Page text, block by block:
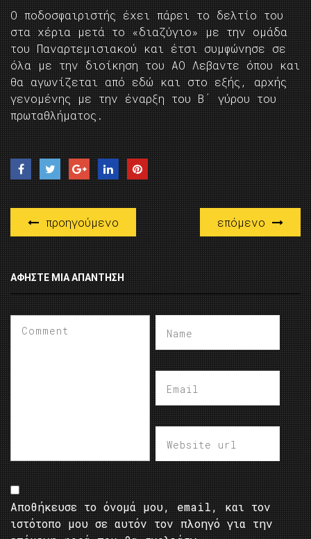
Ο ποδοσφαιριστής έχει πάρει το δελτίο του
στα χέρια μετά το «διαζύγιο» με την ομάδα
του Παναρτεμισιακού και έτσι συμφώνησε σε
όλα με την διοίκηση του ΑΟ Λεβαντε όπου και
θα αγωνίζεται από εδώ και στο εξής, αρχής
γενομένης με την έναρξη του Β΄ γύρου του
πρωταθλήματος.
προηγούμενο επόμενο
ΑΦΉΣΤΕ ΜΙΑ ΑΠΆΝΤΗΣΗ
Αποθήκευσε το όνομά μου, email, και τον
ιστότοπο μου σε αυτόν τον πλοηγό για την